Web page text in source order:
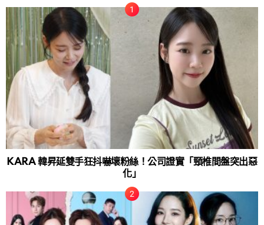
KARA 韓昇延雙手狂抖嚇壞粉絲！公司證實「頸椎間盤突出惡
化」